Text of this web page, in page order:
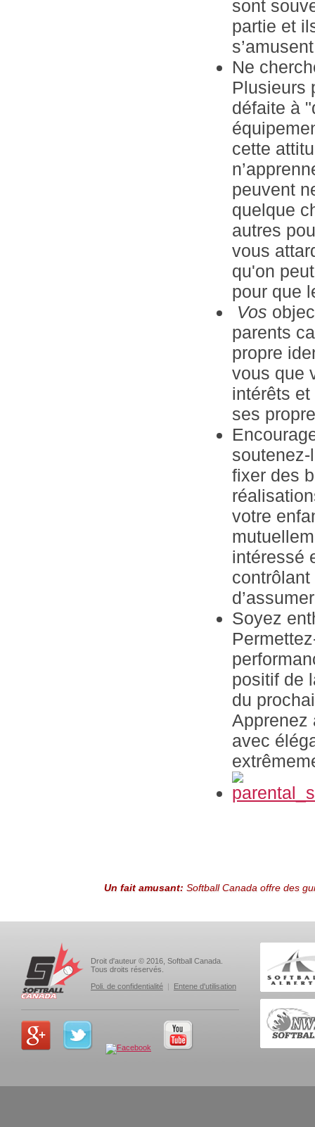
sont
partie et
Ne
Plusieurs
défaite à
cette
peuvent
quelque
autres
vous
qu'on
pour que
Vos
parents
propre
vous que
intérêts
ses
fixer des
votre
intéressé
contrôlant
Soyez
positif de
du
Apprenez
avec
Un fait amusant: Softball Canada offre des
Droit d'auteur © 2016, Softball Canada.
Tous droits réservés.
Poli. de confidentialité | Entene d'utilisation